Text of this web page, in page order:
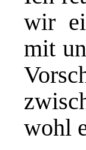
wir
mit
wohl